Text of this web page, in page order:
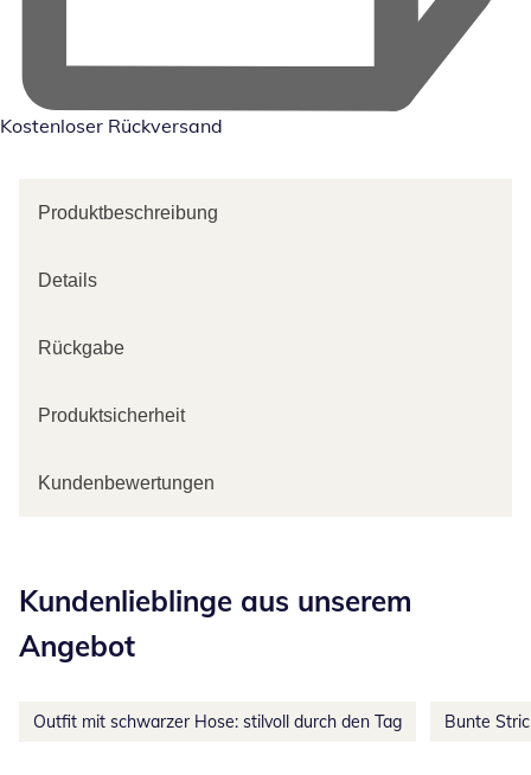
Kostenloser Rückversand
Produktbeschreibung
Details
Rückgabe
Produktsicherheit
Kundenbewertungen
Kundenlieblinge aus unserem
Angebot
Outfit mit schwarzer Hose: stilvoll durch den Tag Bunte